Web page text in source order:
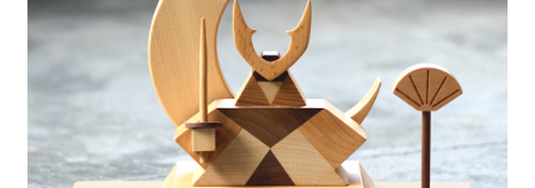
を